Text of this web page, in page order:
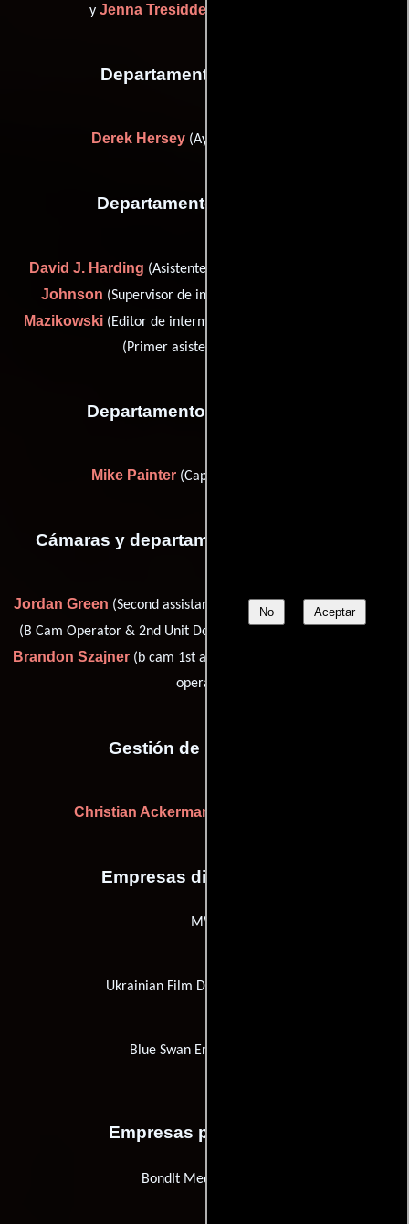
No Aceptar
y Jenna Tresidder
Departamento de reparto
Derek Hersey (Ayudante de casting)
Departamento de editorial
David J. Harding (Asistente de intermedio digital),
Johnson (Supervisor de intermedio digital),
Mazikowski (Editor de intermedio digital) y
(Primer asistente de editor)
Departamento de transporte
Mike Painter(Capitán de transporte)
Cámaras y departamento de electricidad
Jordan Green (Second assistant A camera), Markus Mentzer
(B Cam Operator & 2nd Unit DoP), Steven Shea
Brandon Szajner(b cam 1st ac) y
operator)
Gestión de producción
Christian Ackerman
Empresas distribuidoras
MVK
Ukrainian Film Distribution (UFD)
Blue Swan Entertainment
Empresas productoras
BondIt Media Capital